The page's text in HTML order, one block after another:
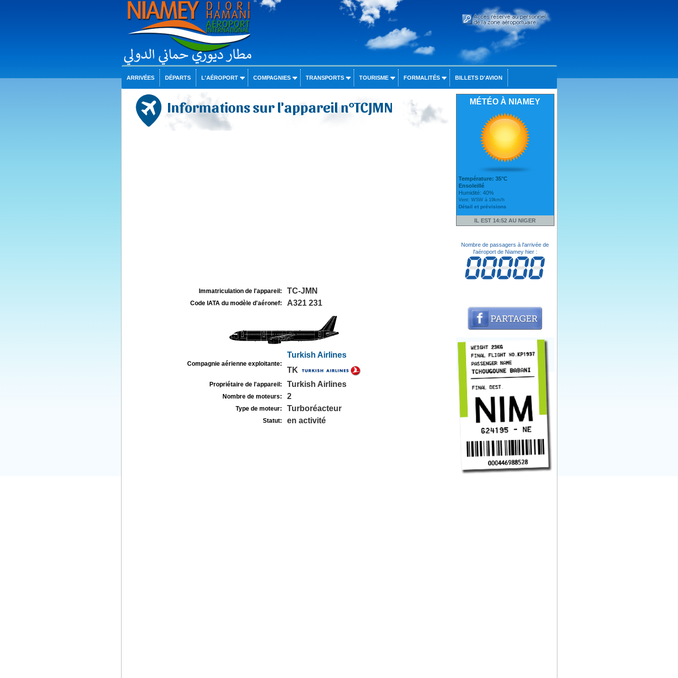
ARRIVÉES DÉPARTS L'AÉROPORT COMPAGNIES TRANSPORTS TOURISME FORMALITÉS BILLETS D'AVION
Informations sur l'appareil n°TCJMN
Immatriculation de l'appareil: TC-JMN
Code IATA du modèle d'aéronef: A321 231
Compagnie aérienne exploitante:
Turkish Airlines
TK
Propriétaire de l'appareil: Turkish Airlines
Nombre de moteurs: 2
Type de moteur: Turboréacteur
Statut: en activité
MÉTÉO À NIAMEY
Température: 35°C
Ensoleillé
Humidité: 40%
Vent: WSW à 19km/h
Détail et prévisions
IL EST 14:52 AU NIGER
Nombre de passagers à l'arrivée de
l'aéroport de Niamey hier :